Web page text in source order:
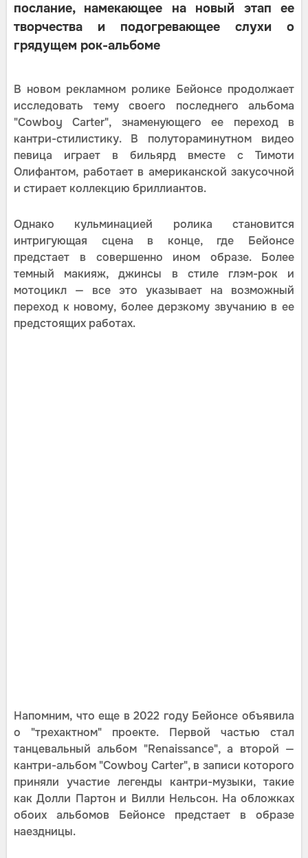
послание, намекающее на новый этап ее
творчества и подогревающее слухи о
грядущем рок-альбоме
В новом рекламном ролике Бейонсе продолжает
исследовать тему своего последнего альбома
"Cowboy Carter", знаменующего ее переход в
кантри-стилистику. В полутораминутном видео
певица играет в бильярд вместе с Тимоти
Олифантом, работает в американской закусочной
и стирает коллекцию бриллиантов.
Однако кульминацией ролика становится
интригующая сцена в конце, где Бейонсе
предстает в совершенно ином образе. Более
темный макияж, джинсы в стиле глэм-рок и
мотоцикл — все это указывает на возможный
переход к новому, более дерзкому звучанию в ее
предстоящих работах.
Напомним, что еще в 2022 году Бейонсе объявила
о "трехактном" проекте. Первой частью стал
танцевальный альбом "Renaissance", а второй —
кантри-альбом "Cowboy Carter", в записи которого
приняли участие легенды кантри-музыки, такие
как Долли Партон и Вилли Нельсон. На обложках
обоих альбомов Бейонсе предстает в образе
наездницы.